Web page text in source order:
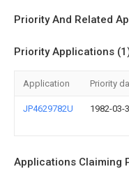
Priority And Related
Priority Applications
Application Priority
JP4629782U 1982-03-
Applications Claiming